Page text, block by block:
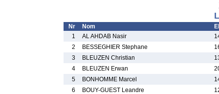
Nr Nom
1
AL AHDAB Nasir
2
BESSEGHIER Stephane
3
BLEUZEN Christian
4
BLEUZEN Erwan
5
BONHOMME Marcel
6
BOUY-GUEST Leandre